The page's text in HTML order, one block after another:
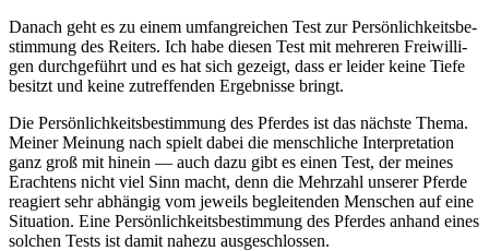
Danach geht es zu einem umfang­rei­chen Test zur Per­sön­lich­keits­be­
stim­mung des Rei­ters. Ich habe die­sen Test mit meh­re­ren Frei­wil­li­
gen durch­ge­führt und es hat sich gezeigt, dass er lei­der kei­ne Tie­fe
besitzt und kei­ne zutref­fen­den Ergeb­nis­se bringt.
Die Per­sön­lich­keits­be­stim­mung des Pfer­des ist das nächs­te The­ma.
Mei­ner Mei­nung nach spielt dabei die mensch­li­che Inter­pre­ta­ti­on
ganz groß mit hin­ein — auch dazu gibt es einen Test, der mei­nes
Erach­tens nicht viel Sinn macht, denn die Mehr­zahl unse­rer Pfer­de
reagiert sehr abhän­gig vom jeweils beglei­ten­den Men­schen auf eine
Situa­ti­on. Eine Per­sön­lich­keits­be­stim­mung des Pfer­des anhand eines
sol­chen Tests ist damit nahe­zu ausgeschlossen.